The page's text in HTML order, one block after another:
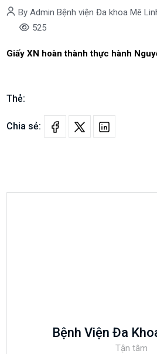
By Admin Bệnh viện Đa khoa Mê
525
Giấy XN hoàn thành thực hành
Thẻ:
Chia sẻ:
Bệnh Viện Đa
Tận tâm